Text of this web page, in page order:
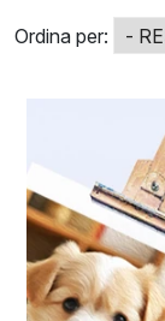
Ordina per: